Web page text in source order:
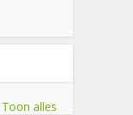
Toon alles